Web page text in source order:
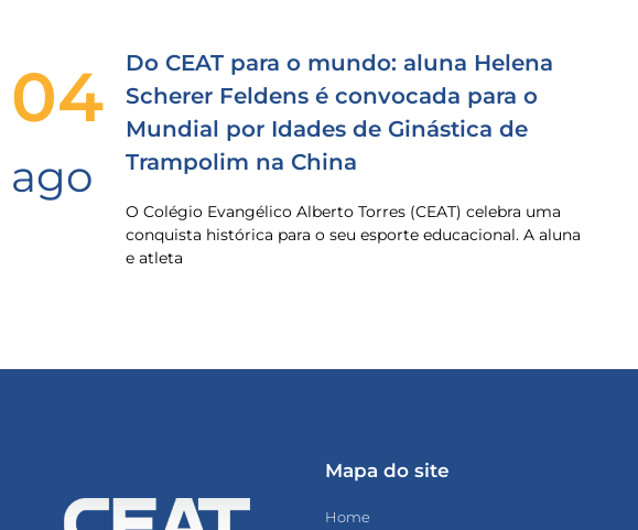
04
ago
Do CEAT para o mundo: aluna Helena
Scherer Feldens é convocada para o
Mundial por Idades de Ginástica de
Trampolim na China
O Colégio Evangélico Alberto Torres (CEAT) celebra uma
conquista histórica para o seu esporte educacional. A aluna
e atleta
Mapa do site
Home